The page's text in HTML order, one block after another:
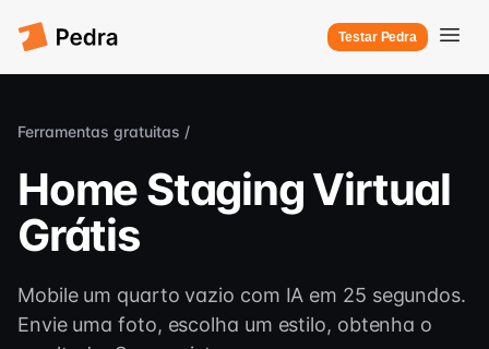
Testar Pedra
Ferramentas gratuitas /
Home Staging Virtual
Grátis
Mobile um quarto vazio com IA em 25 segundos.
Envie uma foto, escolha um estilo, obtenha o